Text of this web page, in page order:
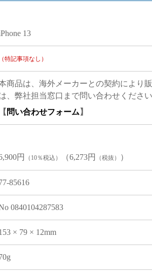
13
（特記事項なし）
商品は、海外メーカーとの契約により
、弊社担当窓口まで問い合わせください
【 問い合わせフォーム 】
円 （10％税込） （6,273円 （税抜） ）
85616
0840104287583
× 79 × 12mm